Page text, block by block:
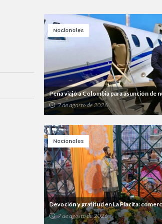
Peña viajó a Colombia para asunción de
7 de agosto de 2026
Nacionales
Devoción y gratitud en La Placita:
7 de agosto de 2026
Nacionales